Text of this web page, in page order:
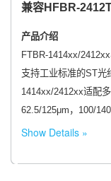
兼容HFBR-
产品介绍
FTBR-1414xx/
支持工业标准的ST光
1414xx/2412xx适配
62.5/125μm，100/
Show Details